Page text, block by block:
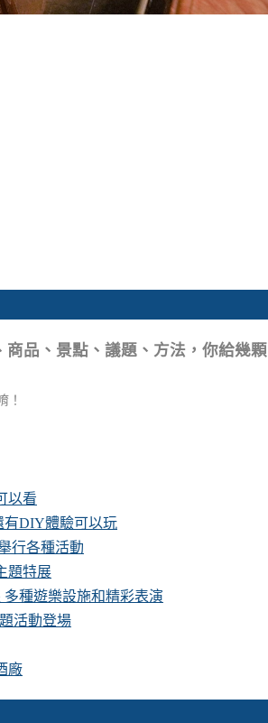
商品、景點、議題、方法，你給幾顆
！
以看
有DIY體驗可以玩
行各種活動
題特展
多種遊樂設施和精彩表演
活動登場
廠